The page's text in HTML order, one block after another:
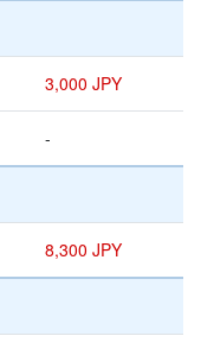
3,000 JPY
-
8,300 JPY